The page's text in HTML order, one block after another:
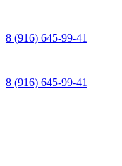
8 (916) 645-99-41
8 (916) 645-99-41